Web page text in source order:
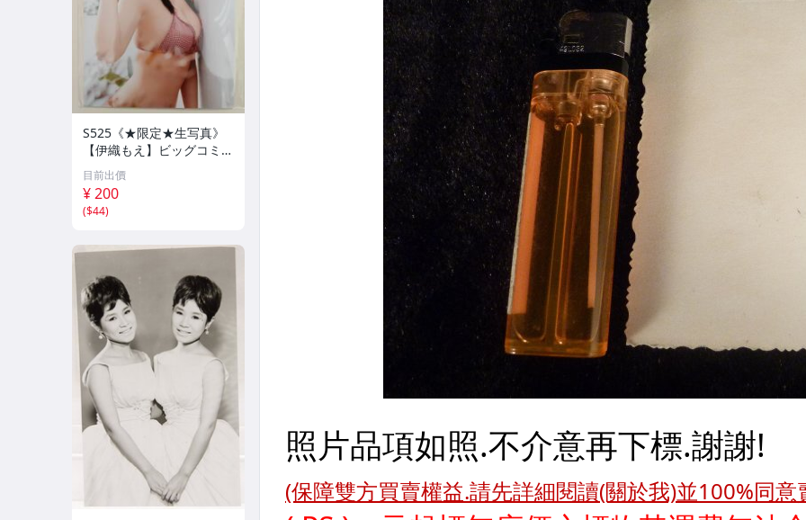
S525《★限定★生写真》
【伊織もえ】ビッグコミッ
クスピリッツ 2026年8月3
日号 ★セブンネット限定
特典★ ☆送料一律☆
目前出價
¥ 200
($44)